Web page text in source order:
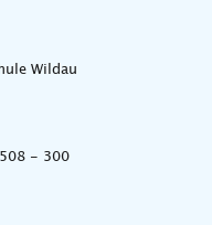
Wildau
- 300